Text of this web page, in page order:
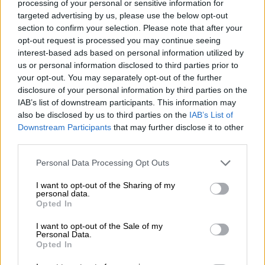
processing of your personal or sensitive information for
targeted advertising by us, please use the below opt-out
section to confirm your selection. Please note that after your
opt-out request is processed you may continue seeing
interest-based ads based on personal information utilized by
us or personal information disclosed to third parties prior to
your opt-out. You may separately opt-out of the further
disclosure of your personal information by third parties on the
IAB’s list of downstream participants. This information may
also be disclosed by us to third parties on the IAB’s List of
Downstream Participants that may further disclose it to other
Please note that this website/app uses one or more Google
not limited to your visit or usage behaviour. You may click to
grant or deny consent to Google and its third-party tags to
use your data for below specified purposes in below Google
consent section.
Personal Data Processing Opt Outs
I want to opt-out of the Sharing of my
personal data.
Opted In
I want to opt-out of the Sale of my
Personal Data.
Opted In
πιστοποιητικό/βεβαίωση αποστέλλεται
ηλεκτρονικά στη θυρίδα του πολίτη, ο
οποίος ταυτόχρονα ειδοποιείται με SMS και
email ώστε να αποθηκεύσει ή να εκτυπώσει
το έγγραφο μέσω του my.gov.gr. Το
αντίγραφο ενσωματώνει όλα τα
χαρακτηριστικά ασφαλείας (Κωδικός QR,
Κωδικός ασφαλείας, Προηγμένη
ηλεκτρονική σφραγίδα) και μπορεί να
μπορούσε να τις αιτηθεί ηλεκτρονικά από τα
ΚΕΠ, όπως για παράδειγμα ληξιαρχικές
πράξεις πριν το 2013,πλέον εξυπηρετούνται
απευθείας από τους Δήμους με αποτέλεσμα
τη δραστική μείωση του χρόνου αναμονής